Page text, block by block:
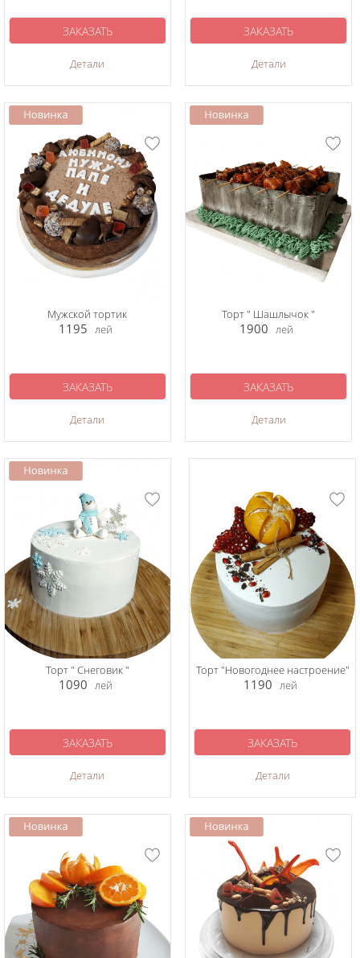
Детали
ЗАКАЗАТЬ
Детали
ЗАКАЗАТЬ
Мужской тортик
1195 лей
Детали
ЗАКАЗАТЬ
Торт " Шашлычок "
1900 лей
Детали
ЗАКАЗАТЬ
Торт " Снеговик "
1090 лей
Детали
ЗАКАЗАТЬ
Торт "Новогоднее настроение"
1190 лей
Детали
ЗАКАЗАТЬ